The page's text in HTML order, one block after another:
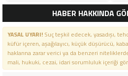
HABER HAKKINDA
YASAL UYARI!Suç teşkil edecek, yasadışı,
küfür içeren, aşağılayıcı, küçük düşürücü,
haklarına zarar verici ya da benzeri
mali, hukuki, cezai, idari sorumluluk içeriği